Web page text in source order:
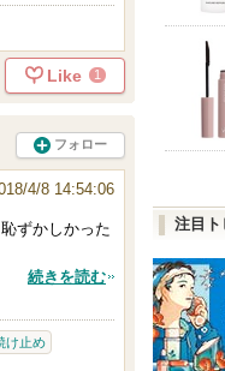
Like 1
フォロー
4/8 14:54:06
ずかしかった
続きを読む
け止め
注目ト